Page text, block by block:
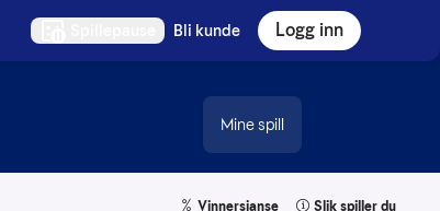
Bli kunde Logg inn